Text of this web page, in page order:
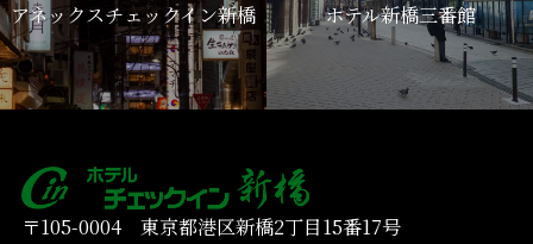
アネックスチェックイン新橋 ホテル新橋三番館
〒105-0004 東京都港区新橋2丁目15番17号